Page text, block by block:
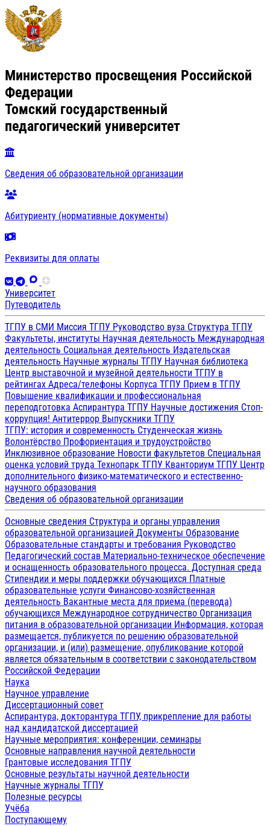
Министерство просвещения Российской
Федерации
Томский государственный
педагогический университет
Сведения об образовательной организации
Абитуриенту (нормативные документы)
Реквизиты для оплаты
Университет
Путеводитель
ТГПУ в СМИ Миссия ТГПУ Руководство вуза Структура ТГПУ
Факультеты, институты Научная деятельность Международная
деятельность Социальная деятельность Издательская
деятельность Научные журналы ТГПУ Научная библиотека
Центр выставочной и музейной деятельности ТГПУ в
рейтингах Адреса/телефоны Корпуса ТГПУ Прием в ТГПУ
Повышение квалификации и профессиональная
переподготовка Аспирантура ТГПУ Научные достижения Стоп-
коррупция! Антитеррор Выпускники ТГПУ
ТГПУ: история и современность Студенческая жизнь
Волонтёрство Профориентация и трудоустройство
Инклюзивное образование Новости факультетов Специальная
оценка условий труда Технопарк ТГПУ Кванториум ТГПУ Центр
дополнительного физико-математического и естественно-
научного образования
Сведения об образовательной организации
Основные сведения Структура и органы управления
образовательной организацией Документы Образование
Образовательные стандарты и требования Руководство
Педагогический состав Материально-техническое обеспечение
и оснащенность образовательного процесса. Доступная среда
Стипендии и меры поддержки обучающихся Платные
образовательные услуги Финансово-хозяйственная
деятельность Вакантные места для приема (перевода)
обучающихся Международное сотрудничество Организация
питания в образовательной организации Информация, которая
размещается, публикуется по решению образовательной
организации, и (или) размещение, опубликование которой
является обязательным в соответствии с законодательством
Российской Федерации
Наука
Научное управление
Диссертационный совет
Аспирантура, докторантура ТГПУ, прикрепление для работы
над кандидатской диссертацией
Научные мероприятия: конференции, семинары
Основные направления научной деятельности
Грантовые исследования ТГПУ
Основные результаты научной деятельности
Научные журналы ТГПУ
Полезные ресурсы
Учёба
Поступающему